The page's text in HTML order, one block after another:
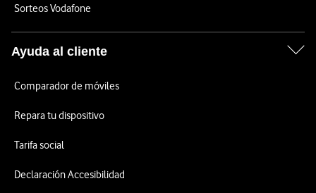
Sorteos Vodafone
Ayuda al cliente
Comparador de móviles
Repara tu dispositivo
Tarifa social
Declaración Accesibilidad